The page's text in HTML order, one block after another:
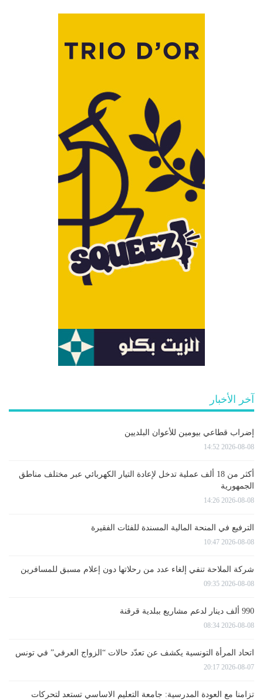
آخر الأخبار
إضراب قطاعي بيومين للأعوان البلديين
2026-08-08 14:52
أكثر من 18 ألف عملية تدخل لإعادة التيار الكهربائي عبر مختلف مناطق
الجمهورية
2026-08-08 14:26
الترفيع في المنحة المالية المسندة للفئات الفقيرة
2026-08-08 10:47
شركة الملاحة تنفي إلغاء عدد من رحلاتها دون إعلام مسبق للمسافرين
2026-08-08 09:35
990 ألف دينار لدعم مشاريع ببلدية قرقنة
2026-08-08 08:34
اتحاد المرأة التونسية يكشف عن تعدّد حالات “الزواج العرفي” في تونس
2026-08-07 20:17
تزامنا مع العودة المدرسية: جامعة التعليم الاساسي تستعد لتحركات